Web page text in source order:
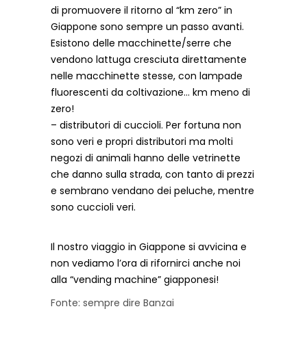
di promuovere il ritorno al “km zero” in
Giappone sono sempre un passo avanti.
Esistono delle macchinette/serre che
vendono lattuga cresciuta direttamente
nelle macchinette stesse, con lampade
fluorescenti da coltivazione… km meno di
zero!
– distributori di cuccioli. Per fortuna non
sono veri e propri distributori ma molti
negozi di animali hanno delle vetrinette
che danno sulla strada, con tanto di prezzi
e sembrano vendano dei peluche, mentre
sono cuccioli veri.
Il nostro viaggio in Giappone si avvicina e
non vediamo l’ora di rifornirci anche noi
alla “vending machine” giapponesi!
Fonte: sempre dire Banzai